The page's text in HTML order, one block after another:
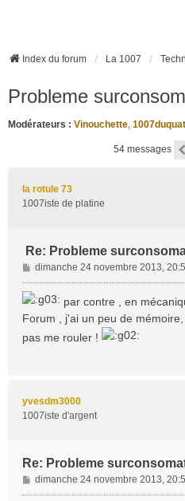
Index du forum La 1007
Probleme
Modérateurs : Vinouchette,
54 messages
la rotule 73
1007iste de platine
Re: Probleme
M
e
s
a
g
dimanche 24 novembre 2013,
par contre , en
Forum , j'ai un peu de
pas me rouler !
yvesdm3000
1007iste d'argent
Re: Probleme
M
e
dimanche 24 novembre 2013,